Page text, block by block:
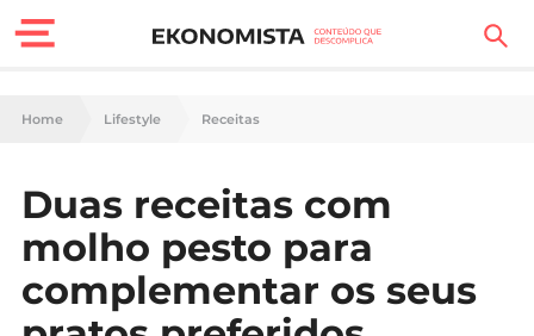
Finanças Pessoais
Carreira
Casa
Home Lifestyle Receitas
Duas receitas com
molho pesto para
complementar os seus